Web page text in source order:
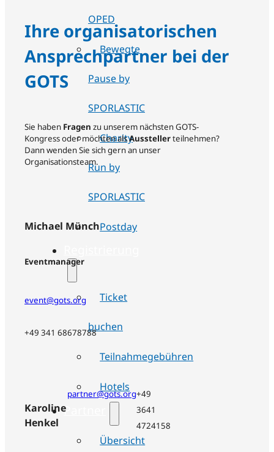
OPED
Bewegte
Pause by
SPORLASTIC
Charity
Run by
SPORLASTIC
Postday
Ticket
buchen
Teilnahmegebühren
Hotels
Partner
Übersicht
Ihre organisatorischen
Ansprechpartner bei der
GOTS
Sie haben Fragen zu unserem nächsten GOTS-
Kongress oder möchten alsAusstellerteilnehmen?
Dann wenden Sie sich gern an unser
Organisationsteam.
Michael Münch
Eventmanager
event@gots.org
+49 341 68678788
Karoline
Henkel
partner@gots.org+49
3641
4724158